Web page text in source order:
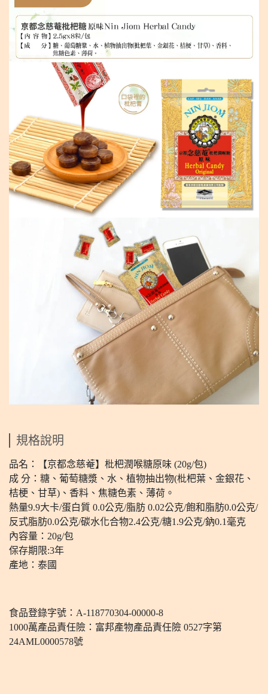
規格說明
品名：【京都念慈菴】枇杷潤喉糖原味 (20g/包)
成 分：糖、葡萄糖漿、水、植物抽出物(枇杷葉、金銀花、
桔梗、甘草)、香料、焦糖色素、薄荷。
熱量9.9大卡/蛋白質 0.0公克/脂肪 0.02公克/飽和脂肪0.0公克/
反式脂肪0.0公克/碳水化合物2.4公克/糖1.9公克/鈉0.1毫克
內容量：20g/包
保存期限:3年
產地：泰國
食品登錄字號：A-118770304-00000-8
1000萬產品責任險：富邦產物產品責任險 0527字第
24AML0000578號